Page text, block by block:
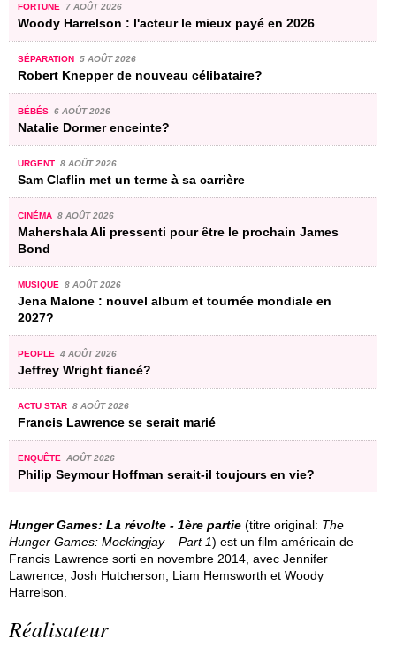
FORTUNE 7 AOÛT 2026
Woody Harrelson : l'acteur le mieux payé en 2026
SÉPARATION 5 AOÛT 2026
Robert Knepper de nouveau célibataire?
BÉBÉS 6 AOÛT 2026
Natalie Dormer enceinte?
URGENT 8 AOÛT 2026
Sam Claflin met un terme à sa carrière
CINÉMA 8 AOÛT 2026
Mahershala Ali pressenti pour être le prochain James
Bond
MUSIQUE 8 AOÛT 2026
Jena Malone : nouvel album et tournée mondiale en
2027?
PEOPLE 4 AOÛT 2026
Jeffrey Wright fiancé?
ACTU STAR 8 AOÛT 2026
Francis Lawrence se serait marié
ENQUÊTE AOÛT 2026
Philip Seymour Hoffman serait-il toujours en vie?
Hunger Games: La révolte - 1ère partie (titre original: The
Hunger Games: Mockingjay – Part 1) est un film américain de
Francis Lawrence sorti en novembre 2014, avec Jennifer
Lawrence, Josh Hutcherson, Liam Hemsworth et Woody
Harrelson.
Réalisateur